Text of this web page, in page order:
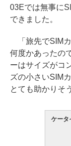
03Eでは無事に
できました。
「旅先でSIM
何度かあったの
ーはサイズがコ
ズの小さいSIM
とても助かりそ
ケータ